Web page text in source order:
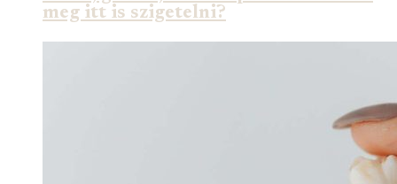
meg itt is szigetelni?